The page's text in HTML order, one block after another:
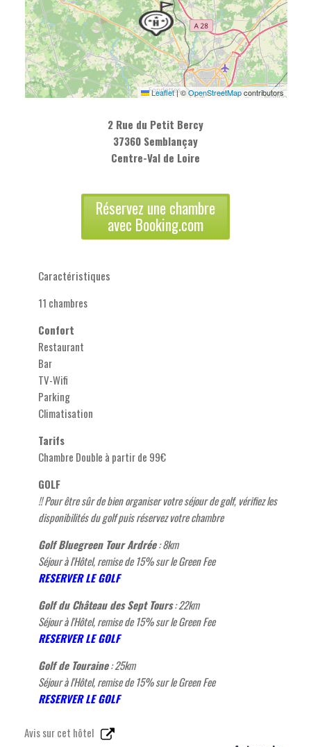
Leaflet|©OpenStreetMapcontributors
2 Rue du Petit Bercy
37360 Semblançay
Centre-Val de Loire
Réservez une chambre
avec Booking.com
Caractéristiques
11 chambres
Confort
Restaurant
Bar
TV-Wifi
Parking
Climatisation
Tarifs
Chambre Double à partir de 99€
GOLF
!! Pour être sûr de bien organiser votre séjour de golf, vérifiez les
disponibilités du golf puis réservez votre chambre
Golf Bluegreen Tour Ardrée: 8km
Séjour à l'Hôtel, remise de 15% sur le Green Fee
RESERVER LE GOLF
Golf du Château des Sept Tours: 22km
Séjour à l'Hôtel, remise de 15% sur le Green Fee
RESERVER LE GOLF
Golf de Touraine: 25km
Séjour à l'Hôtel, remise de 15% sur le Green Fee
RESERVER LE GOLF
Avis sur cet hôtel